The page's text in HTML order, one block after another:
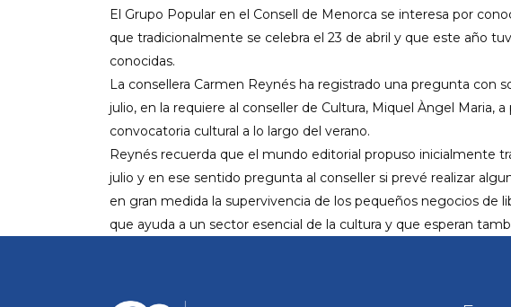
EQUIPO DIRECTIVO NN.GG.
PONENCIA DE REGLAMENTO Y
PONENCIA DE ACCIÓN POLÍTICA
El Grupo Popular en el Consell de Menorca se interesa por
que tradicionalmente se celebra el 23 de abril y que este año
conocidas.
La consellera Carmen Reynés ha registrado una pregunta con
julio, en la requiere al conseller de Cultura, Miquel Àngel Maria,
convocatoria cultural a lo largo del verano.
Reynés recuerda que el mundo editorial propuso inicialmente
julio y en ese sentido pregunta al conseller si prevé realizar
en gran medida la supervivencia de los pequeños negocios de
que ayuda a un sector esencial de la cultura y que esperan